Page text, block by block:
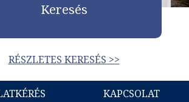
Keresés
RÉSZLETES KERESÉS >>
KAPCSOLAT